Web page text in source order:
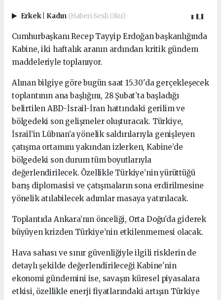
Erkek Kadın (Haberi Sesli Oku)
Cumhurbaşkanı Recep Tayyip Erdoğan başkanlığında
Kabine, iki haftalık aranın ardından kritik gündem
maddeleriyle toplanıyor.
Alınan bilgiye göre bugün saat 15.30'da gerçekleşecek
toplantının ana başlığını, 28 Şubat’ta başladığı
belirtilen ABD-İsrail-İran hattındaki gerilim ve
bölgedeki son gelişmeler oluşturacak. Türkiye,
İsrail’in Lübnan’a yönelik saldırılarıyla genişleyen
çatışma ortamını yakından izlerken, Kabine’de
bölgedeki son durum tüm boyutlarıyla
değerlendirilecek. Özellikle Türkiye’nin yürüttüğü
barış diplomasisi ve çatışmaların sona erdirilmesine
yönelik atılabilecek adımlar masaya yatırılacak.
Toplantıda Ankara’nın önceliği, Orta Doğu’da giderek
büyüyen krizden Türkiye’nin etkilenmemesi olacak.
Hava sahası ve sınır güvenliğiyle ilgili risklerin de
detaylı şekilde değerlendirileceği Kabine'nin
ekonomi gündemini ise, savaşın küresel piyasalara
etkisi, özellikle enerji fiyatlarındaki artışın Türkiye